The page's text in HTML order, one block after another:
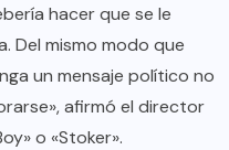
hacer que se le
Del mismo modo que
un mensaje político no
afirmó el director
o «Stoker».